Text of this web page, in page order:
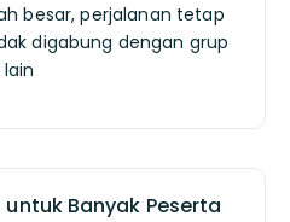
besar, perjalanan tetap
digabung dengan grup
lain
untuk Banyak Peserta